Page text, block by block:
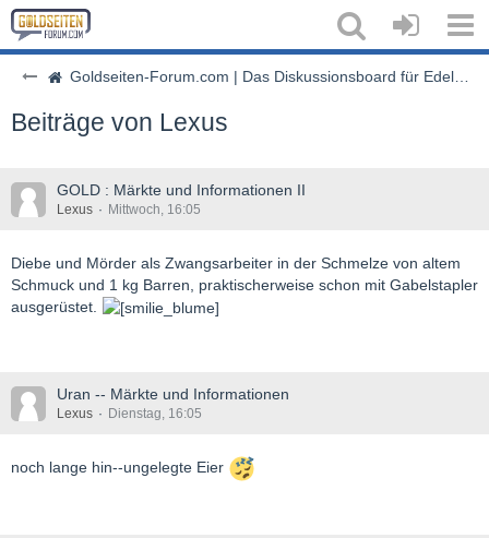
Goldseiten-Forum.com | Das Diskussionsboard für Edelmetalle & Rohstoffe
Beiträge von Lexus
GOLD : Märkte und Informationen II
Lexus Mittwoch, 16:05
Diebe und Mörder als Zwangsarbeiter in der Schmelze von altem
Schmuck und 1 kg Barren, praktischerweise schon mit Gabelstapler
ausgerüstet.
Uran -- Märkte und Informationen
Lexus Dienstag, 16:05
noch lange hin--ungelegte Eier